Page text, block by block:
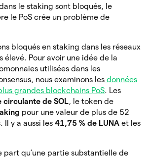
le staking sont bloqués, le
le PoS crée un problème de
bloqués en staking dans les réseaux
élevé. Pour avoir une idée de la
utilisées dans les
nous examinons les données
grandes blockchains PoS. Les
circulante de SOL, le token de
pour une valeur de plus de 52
Il y a aussi les 41,75 % de LUNA et les
part qu’une partie substantielle de